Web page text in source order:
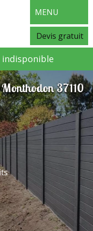
MENU
Devis gratuit
indisponible
37110